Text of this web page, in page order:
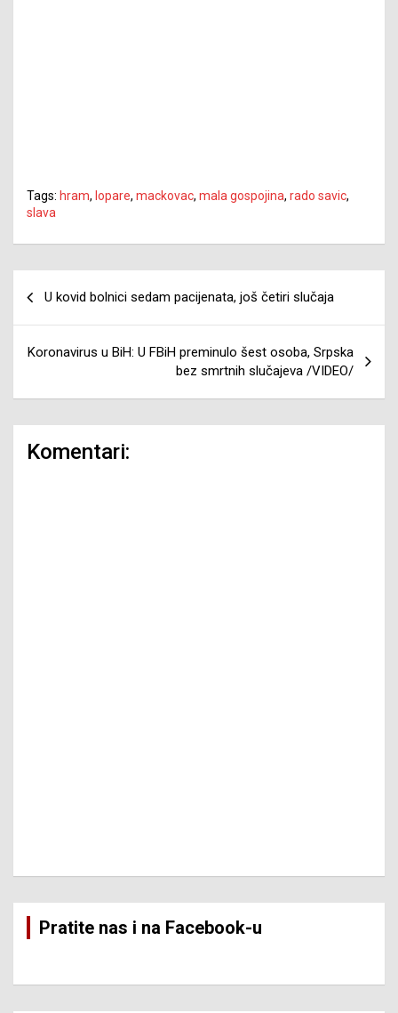
Tags: hram, lopare, mackovac, mala gospojina, rado savic,
slava
U kovid bolnici sedam pacijenata, još četiri slučaja
Koronavirus u BiH: U FBiH preminulo šest osoba, Srpska
bez smrtnih slučajeva /VIDEO/
Komentari:
Pratite nas i na Facebook-u